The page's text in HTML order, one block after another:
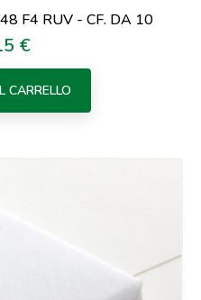
F4 RUV - CF. DA 10
€
CARRELLO